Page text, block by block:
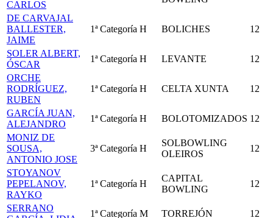
CARLOS
DE CARVAJAL
BALLESTER,
JAIME
1ª Categoría H BOLICHES 12
SOLER ALBERT,
ÓSCAR
1ª Categoría H LEVANTE
12
ORCHE
RODRÍGUEZ,
RUBEN
1ª Categoría H CELTA XUNTA 12
GARCÍA JUAN,
ALEJANDRO
1ª Categoría H BOLOTOMIZADOS 12
MONIZ DE
SOUSA,
ANTONIO JOSE
3ª Categoría H
SOLBOWLING
OLEIROS
12
STOYANOV
PEPELANOV,
RAYKO
1ª Categoría H
CAPITAL
BOWLING
12
SERRANO
1ª Categoría M TORREJÓN 12